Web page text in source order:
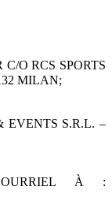
O RCS SPORTS
MILAN;
EVENTS S.R.L. –
À :